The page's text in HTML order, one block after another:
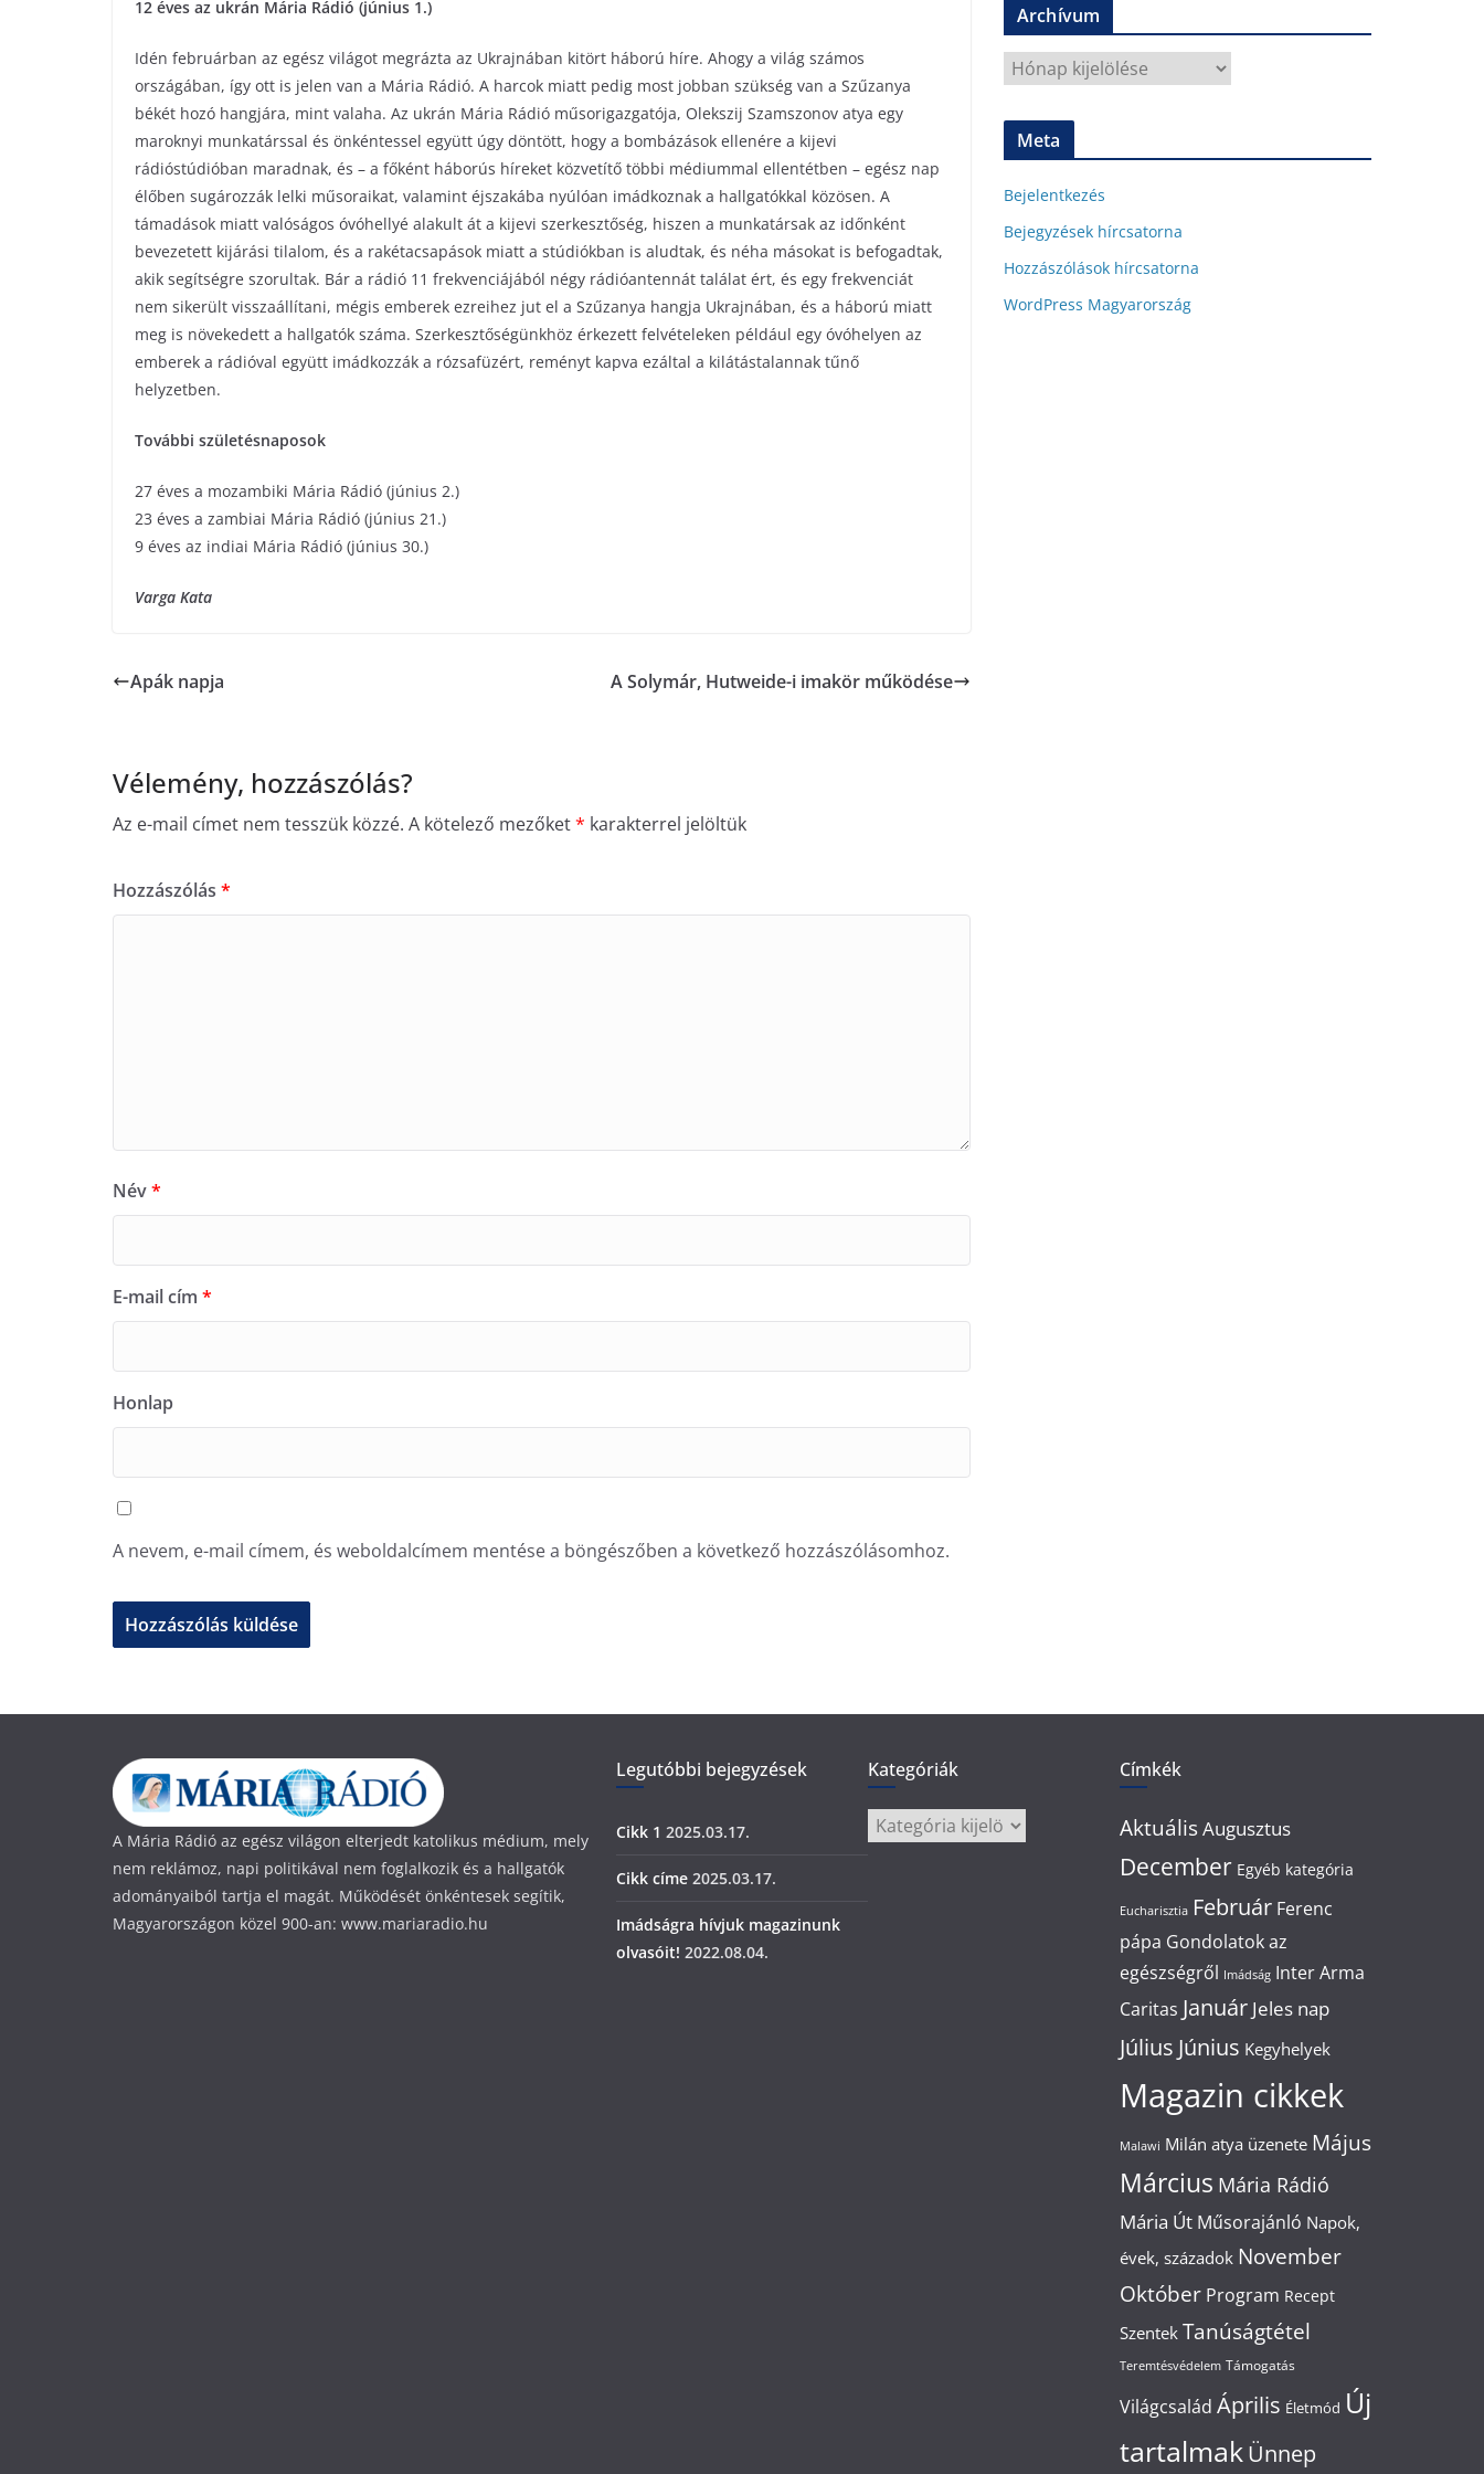
12 éves az ukrán Mária Rádió (június 1.)
Idén februárban az egész világot megrázta az Ukrajnában kitört háború híre. Ahogy a világ számos
országában, így ott is jelen van a Mária Rádió. A harcok miatt pedig most jobban szükség van a Szűzanya
békét hozó hangjára, mint valaha. Az ukrán Mária Rádió műsorigazgatója, Olekszij Szamszonov atya egy
maroknyi munkatárssal és önkéntessel együtt úgy döntött, hogy a bombázások ellenére a kijevi
rádióstúdióban maradnak, és – a főként háborús híreket közvetítő többi médiummal ellentétben – egész nap
élőben sugározzák lelki műsoraikat, valamint éjszakába nyúlóan imádkoznak a hallgatókkal közösen. A
támadások miatt valóságos óvóhellyé alakult át a kijevi szerkesztőség, hiszen a munkatársak az időnként
bevezetett kijárási tilalom, és a rakétacsapások miatt a stúdiókban is aludtak, és néha másokat is befogadtak,
akik segítségre szorultak. Bár a rádió 11 frekvenciájából négy rádióantennát találat ért, és egy frekvenciát
nem sikerült visszaállítani, mégis emberek ezreihez jut el a Szűzanya hangja Ukrajnában, és a háború miatt
meg is növekedett a hallgatók száma. Szerkesztőségünkhöz érkezett felvételeken például egy óvóhelyen az
emberek a rádióval együtt imádkozzák a rózsafüzért, reményt kapva ezáltal a kilátástalannak tűnő
helyzetben.
További születésnaposok
27 éves a mozambiki Mária Rádió (június 2.)
23 éves a zambiai Mária Rádió (június 21.)
9 éves az indiai Mária Rádió (június 30.)
Varga Kata
Apák napja A Solymár, Hutweide-i imakör működése
Vélemény, hozzászólás?
Az e-mail címet nem tesszük közzé. A kötelező mezőket* karakterrel jelöltük
Hozzászólás *
Név*
E-mail cím *
Honlap
A nevem, e-mail címem, és weboldalcímem mentése a böngészőben a következő hozzászólásomhoz.
s
Archívum
r
c
v
u
Meta
Bejelentkezés
Bejegyzések hírcsatorna
Hozzászólások hírcsatorna
WordPress Magyarország
A Mária Rádió az egész világon elterjedt katolikus médium, mely
nem reklámoz, napi politikával nem foglalkozik és a hallgatók
adományaiból tartja el magát. Működését önkéntesek segítik,
Magyarországon közel 900-an: www.mariaradio.hu
Legutóbbi bejegyzések
Cikk 1 2025.03.17.
Cikk címe 2025.03.17.
Imádságra hívjuk magazinunk
olvasóit! 2022.08.04.
Kategóriák
Kategóriák
Címkék
AktuálisAugusztus
December Egyéb kategória
Eucharisztia Február Ferenc
pápa Gondolatok az
egészségről Imádság Inter Arma
Caritas Január Jeles nap
Július Június Kegyhelyek
Magazin cikkek
Malawi Milán atya üzenete Május
Március Mária Rádió
Mária Út Műsorajánló Napok,
évek, századok November
Október Program Recept
Szentek Tanúságtétel
Teremtésvédelem Támogatás
Világcsalád Április Életmód Új
tartalmakÜnnep